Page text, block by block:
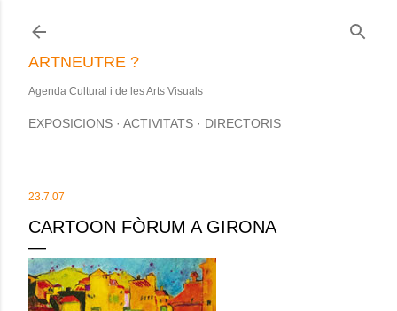
ARTNEUTRE ?
Agenda Cultural i de les Arts Visuals
EXPOSICIONS ACTIVITATS DIRECTORIS
23.7.07
CARTOON FÒRUM A GIRONA